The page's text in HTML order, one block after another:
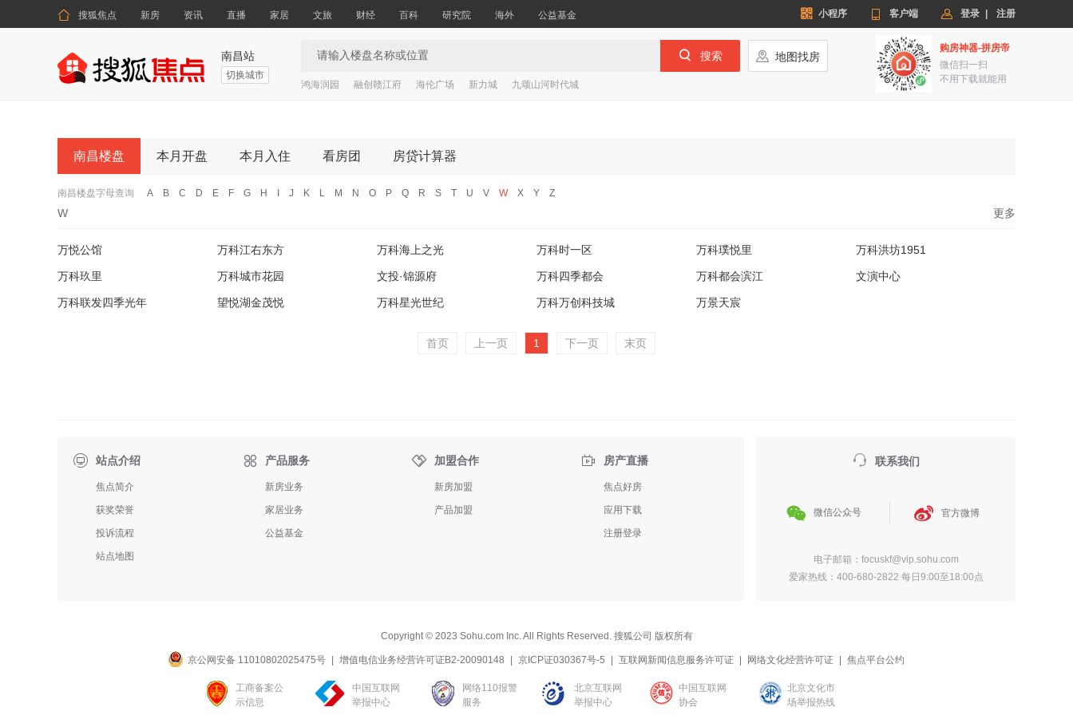
 搜狐焦点 新房 资讯 直播 家居 文旅 财经 百科 研究院 海外 公益基金  小程序  客户端  登录 注册
南昌站
切换城市
 搜索  地图找房
鸿海润园 融创赣江府 海伦广场 新力城 九颂山河时代城
购房神器-拼房帝
微信扫一扫
不用下载就能用
南昌楼盘 本月开盘 本月入住 看房团 房贷计算器
南昌楼盘字母查询 A B C D E F G H J K L M N O P Q R S T U V W X Y Z
W 更多
万悦公馆 万科江右东方 万科海上之光 万科时一区 万科璞悦里 万科洪坊1951
万科玖里 万科城市花园 文投·锦源府 万科四季都会 万科都会滨江 文演中心
万科联发四季光年 望悦湖金茂悦 万科星光世纪 万科万创科技城 万景天宸
首页 上一页 1 下一页 末页
站点介绍
焦点简介
获奖荣誉
投诉流程
站点地图
 产品服务
新房业务
家居业务
公益基金
 加盟合作
新房加盟
产品加盟
 房产直播
焦点好房
应用下载
注册登录
 联系我们
 微信公众号  官方微博
电子邮箱：focuskf@vip.sohu.com
爱家热线：400-680-2822 每日9:00至18:00点
Copyright©2023 Sohu.com Inc. All Rights Reserved. 搜狐公司 版权所有
京公网安备 11010802025475号 增值电信业务经营许可证B2-20090148 京ICP证030367号-5 互联网新闻信息服务许可证 网络文化经营许可证 焦点平台公约
工商备案公
示信息
中国互联网
举报中心
网络110报警
服务
北京互联网
举报中心
中国互联网
协会
北京文化市
场举报热线